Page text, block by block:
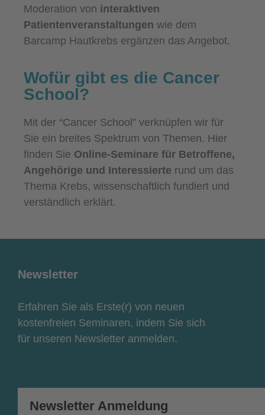
Moderation von interaktiven
Patientenveranstaltungen wie dem
Barcamp Hautkrebs ergänzen das Angebot.
Wofür gibt es die Cancer
School?
Mit der “Cancer School” verknüpfen wir für
Sie ein breites Spektrum von Themen. Hier
finden Sie Online-Seminare für Betroffene,
Angehörige und Interessierte rund um das
Thema Krebs, wissenschaftlich fundiert und
verständlich erklärt.
Newsletter
Erfahren Sie als Erste(r) von neuen
kostenfreien Seminaren, indem Sie sich
für unseren Newsletter anmelden.
Newsletter Anmeldung